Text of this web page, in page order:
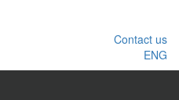
Contact us
ENG